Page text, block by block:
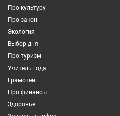
Про культуру
Про закон
Экология
Выбор дня
Про туризм
Учитель года
Грамотей
Про финансы
Здоровье